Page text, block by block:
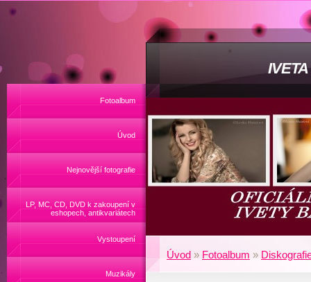
Fotoalbum
Úvod
Nejnovější fotografie
LP, MC, CD, DVD k zakoupení v
eshopech, antikvariátech
Vystoupení
Muzikály
Úvod » Fotoalbum »